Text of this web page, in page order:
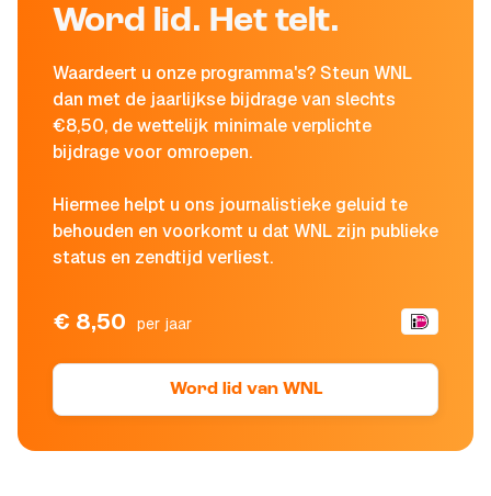
Word lid. Het telt.
Waardeert u onze programma's? Steun WNL
dan met de jaarlijkse bijdrage van slechts
€8,50, de wettelijk minimale verplichte
bijdrage voor omroepen.
Hiermee helpt u ons journalistieke geluid te
behouden en voorkomt u dat WNL zijn publieke
status en zendtijd verliest.
€ 8,50 per jaar
Word lid van WNL